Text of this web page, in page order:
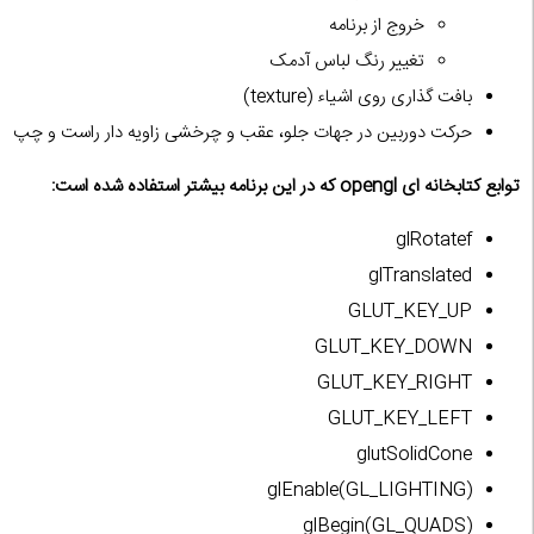
خروج از برنامه
تغییر رنگ لباس آدمک
بافت گذاری روی اشیاء (texture)
حرکت دوربین در جهات جلو، عقب و چرخشی زاویه دار راست و چپ
توابع کتابخانه ای opengl که در این برنامه بیشتر استفاده شده است:
glRotatef
glTranslated
GLUT_KEY_UP
GLUT_KEY_DOWN
GLUT_KEY_RIGHT
GLUT_KEY_LEFT
glutSolidCone
glEnable(GL_LIGHTING)
glBegin(GL_QUADS)